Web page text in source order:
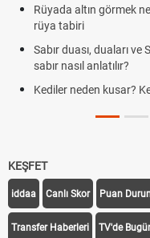
Rüyada altın görmek
rüya tabiri
Sabır duası, duaları
sabır nasıl anlatılır?
Kediler neden kusar?
KEŞFET
iddaa Canlı Skor Puan
Transfer Haberleri TV'de